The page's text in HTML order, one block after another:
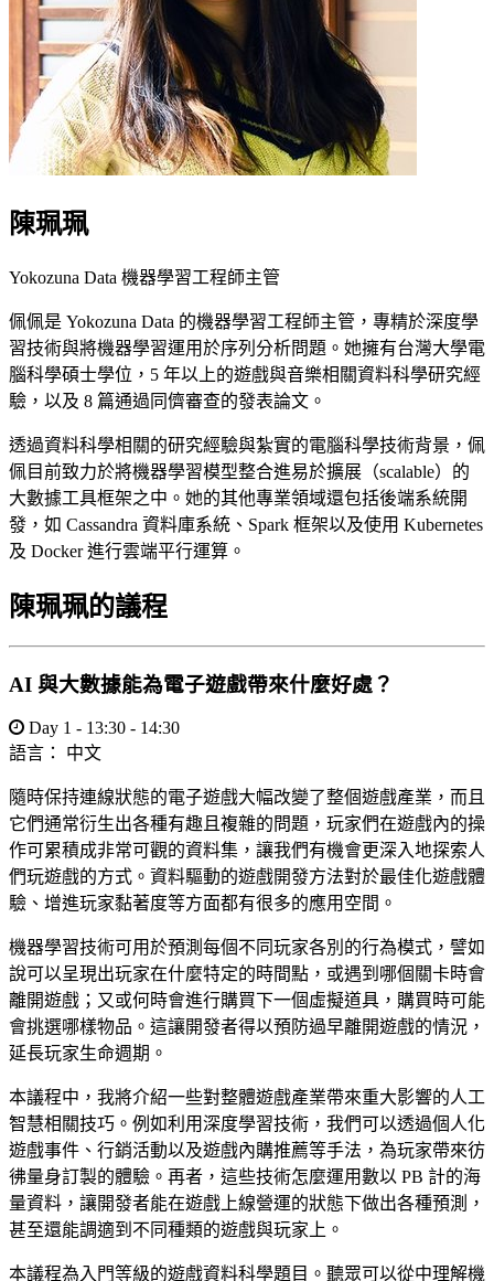
陳珮珮
Yokozuna Data 機器學習工程師主管
佩佩是 Yokozuna Data 的機器學習工程師主管，專精於深度學
習技術與將機器學習運用於序列分析問題。她擁有台灣大學電
腦科學碩士學位，5 年以上的遊戲與音樂相關資料科學研究經
驗，以及 8 篇通過同儕審查的發表論文。
透過資料科學相關的研究經驗與紮實的電腦科學技術背景，佩
佩目前致力於將機器學習模型整合進易於擴展（scalable）的
大數據工具框架之中。她的其他專業領域還包括後端系統開
發，如 Cassandra 資料庫系統、Spark 框架以及使用 Kubernetes
及 Docker 進行雲端平行運算。
陳珮珮的議程
AI 與大數據能為電子遊戲帶來什麼好處？
Day 1 - 13:30 - 14:30
語言： 中文
隨時保持連線狀態的電子遊戲大幅改變了整個遊戲產業，而且
它們通常衍生出各種有趣且複雜的問題，玩家們在遊戲內的操
作可累積成非常可觀的資料集，讓我們有機會更深入地探索人
們玩遊戲的方式。資料驅動的遊戲開發方法對於最佳化遊戲體
驗、增進玩家黏著度等方面都有很多的應用空間。
機器學習技術可用於預測每個不同玩家各別的行為模式，譬如
說可以呈現出玩家在什麼特定的時間點，或遇到哪個關卡時會
離開遊戲；又或何時會進行購買下一個虛擬道具，購買時可能
會挑選哪樣物品。這讓開發者得以預防過早離開遊戲的情況，
延長玩家生命週期。
本議程中，我將介紹一些對整體遊戲產業帶來重大影響的人工
智慧相關技巧。例如利用深度學習技術，我們可以透過個人化
遊戲事件、行銷活動以及遊戲內購推薦等手法，為玩家帶來彷
彿量身訂製的體驗。再者，這些技術怎麼運用數以 PB 計的海
量資料，讓開發者能在遊戲上線營運的狀態下做出各種預測，
甚至還能調適到不同種類的遊戲與玩家上。
本議程為入門等級的遊戲資料科學題目。聽眾可以從中理解機